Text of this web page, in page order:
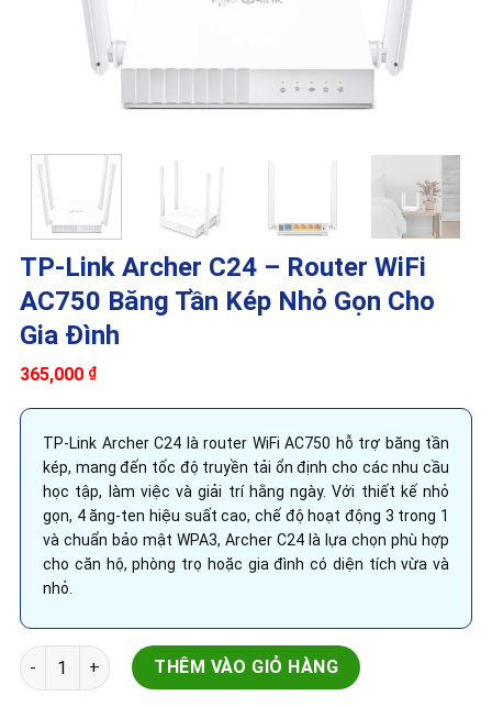
TP-Link Archer C24 – Router WiFi
AC750 Băng Tần Kép Nhỏ Gọn Cho
Gia Đình
365,000 ₫
TP-Link Archer C24 là router WiFi AC750 hỗ trợ băng tần
kép, mang đến tốc độ truyền tải ổn định cho các nhu cầu
học tập, làm việc và giải trí hằng ngày. Với thiết kế nhỏ
gọn, 4 ăng-ten hiệu suất cao, chế độ hoạt động 3 trong 1
và chuẩn bảo mật WPA3, Archer C24 là lựa chọn phù hợp
cho căn hộ, phòng trọ hoặc gia đình có diện tích vừa và
nhỏ.
TP-Link Archer C24 – Router WiFi AC750 Băng Tần Kép Nhỏ
THÊM VÀO GIỎ HÀNG